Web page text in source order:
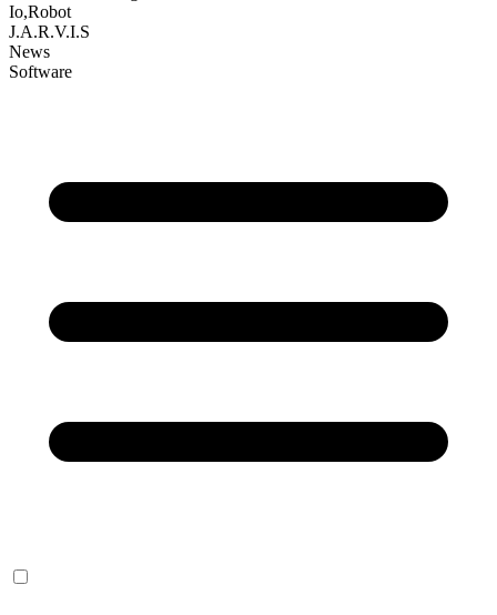
Io,Robot
J.A.R.V.I.S
News
Software